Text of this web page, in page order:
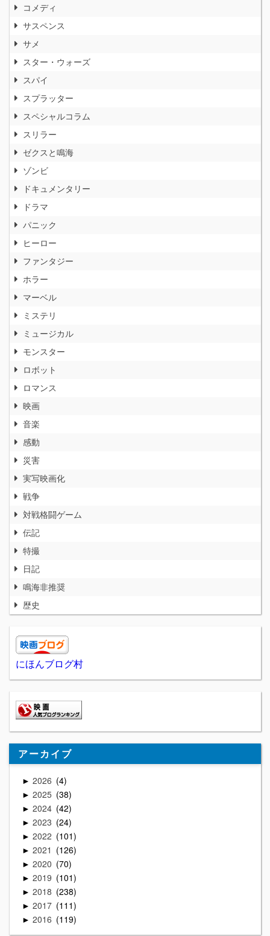
コメディ
サスペンス
サメ
スター・ウォーズ
スパイ
スプラッター
スペシャルコラム
スリラー
ゼクスと鳴海
ゾンビ
ドキュメンタリー
ドラマ
パニック
ヒーロー
ファンタジー
ホラー
マーベル
ミステリ
ミュージカル
モンスター
ロボット
ロマンス
映画
音楽
感動
災害
実写映画化
戦争
対戦格闘ゲーム
伝記
特撮
日記
鳴海非推奨
歴史
にほんブログ村
アーカイブ
► 2026 4
► 2025 38
► 2024 42
► 2023 24
► 2022 101
► 2021 126
► 2020 70
► 2019 101
► 2018 238
► 2017 111
► 2016 119